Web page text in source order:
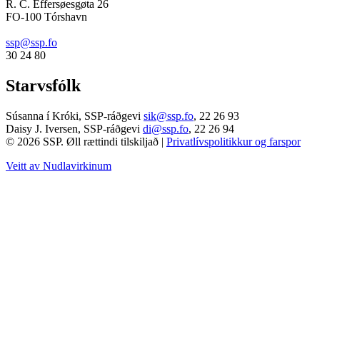
R. C. Effersøesgøta 26
FO-100 Tórshavn
ssp@ssp.fo
30 24 80
Starvsfólk
Súsanna í Króki, SSP-ráðgevi sik@ssp.fo, 22 26 93
Daisy J. Iversen, SSP-ráðgevi di@ssp.fo, 22 26 94
© 2026 SSP. Øll rættindi tilskiljað | Privatlívspolitikkur og farspor
Veitt av Nudlavirkinum